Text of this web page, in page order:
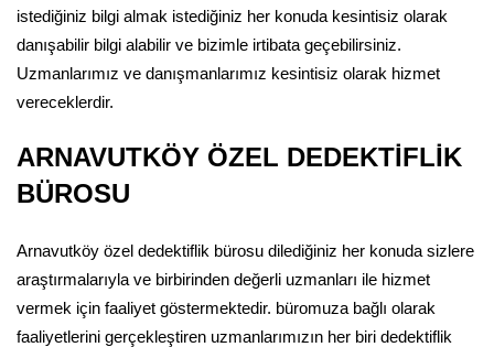
istediğiniz bilgi almak istediğiniz her konuda kesintisiz olarak
danışabilir bilgi alabilir ve bizimle irtibata geçebilirsiniz.
Uzmanlarımız ve danışmanlarımız kesintisiz olarak hizmet
vereceklerdir.
ARNAVUTKÖY ÖZEL DEDEKTİFLİK
BÜROSU
Arnavutköy özel dedektiflik bürosu dilediğiniz her konuda sizlere
araştırmalarıyla ve birbirinden değerli uzmanları ile hizmet
vermek için faaliyet göstermektedir. büromuza bağlı olarak
faaliyetlerini gerçekleştiren uzmanlarımızın her biri dedektiflik